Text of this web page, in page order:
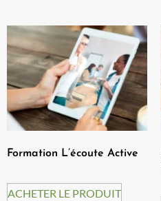
Formation L’écoute Active
ACHETER LE PRODUIT